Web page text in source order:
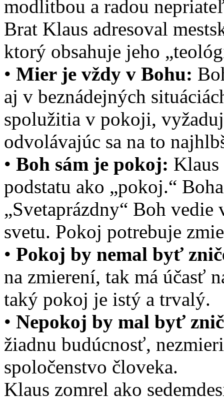
modlitbou a radou
Brat Klaus adresoval
ktorý obsahuje jeho
• Mier je vždy v Bohu:
aj v beznádejných
spolužitia v pokoji,
odvolávajúc sa na to
• Boh sám je pokoj: Klaus
podstatu ako „pokoj.“
„Svetaprázdny“ Boh
svetu. Pokoj potrebuje
• Pokoj by nemal byť
na zmierení, tak má účasť
taký pokoj je istý a trvalý.
• Nepokoj by mal byť
žiadnu budúcnosť,
spoločenstvo človeka.
Klaus zomrel ako